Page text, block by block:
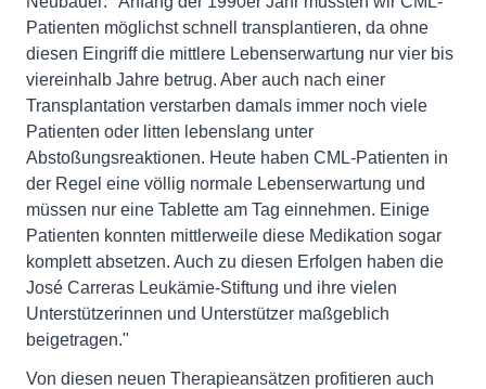
Patienten möglichst schnell transplantieren, da ohne
diesen Eingriff die mittlere Lebenserwartung nur vier bis
viereinhalb Jahre betrug. Aber auch nach einer
Transplantation verstarben damals immer noch viele
Patienten oder litten lebenslang unter
Abstoßungsreaktionen. Heute haben CML-Patienten in
der Regel eine völlig normale Lebenserwartung und
müssen nur eine Tablette am Tag einnehmen. Einige
Patienten konnten mittlerweile diese Medikation sogar
komplett absetzen. Auch zu diesen Erfolgen haben die
José Carreras Leukämie-Stiftung und ihre vielen
Unterstützerinnen und Unterstützer maßgeblich
beigetragen."
Von diesen neuen Therapieansätzen profitieren auch